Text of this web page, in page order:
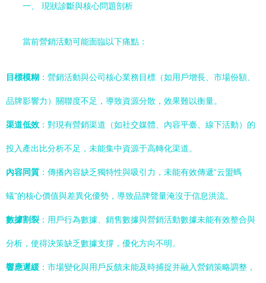
一、 現狀診斷與核心問題剖析
當前營銷活動可能面臨以下痛點：
目標模糊 ：營銷活動與公司核心業務目標（如用戶增長、市場份額、
品牌影響力）關聯度不足，導致資源分散，效果難以衡量。
渠道低效 ：對現有營銷渠道（如社交媒體、內容平臺、線下活動）的
投入產出比分析不足，未能集中資源于高轉化渠道。
內容同質 ：傳播內容缺乏獨特性與吸引力，未能有效傳遞“云盟螞
蟻”的核心價值與差異化優勢，導致品牌聲量淹沒于信息洪流。
數據割裂 ：用戶行為數據、銷售數據與營銷活動數據未能有效整合與
分析，使得決策缺乏數據支撐，優化方向不明。
響應遲緩 ：市場變化與用戶反饋未能及時捕捉并融入營銷策略調整，